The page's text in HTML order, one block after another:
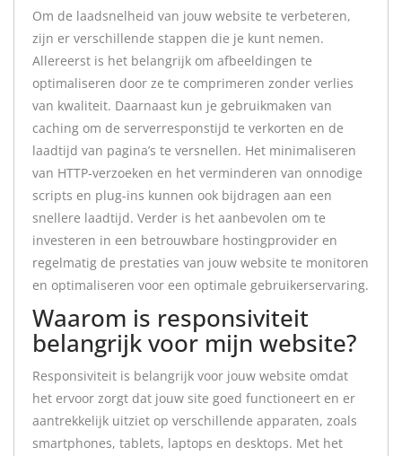
Om de laadsnelheid van jouw website te verbeteren,
zijn er verschillende stappen die je kunt nemen.
Allereerst is het belangrijk om afbeeldingen te
optimaliseren door ze te comprimeren zonder verlies
van kwaliteit. Daarnaast kun je gebruikmaken van
caching om de serverresponstijd te verkorten en de
laadtijd van pagina’s te versnellen. Het minimaliseren
van HTTP-verzoeken en het verminderen van onnodige
scripts en plug-ins kunnen ook bijdragen aan een
snellere laadtijd. Verder is het aanbevolen om te
investeren in een betrouwbare hostingprovider en
regelmatig de prestaties van jouw website te monitoren
en optimaliseren voor een optimale gebruikerservaring.
Waarom is responsiviteit
belangrijk voor mijn website?
Responsiviteit is belangrijk voor jouw website omdat
het ervoor zorgt dat jouw site goed functioneert en er
aantrekkelijk uitziet op verschillende apparaten, zoals
smartphones, tablets, laptops en desktops. Met het